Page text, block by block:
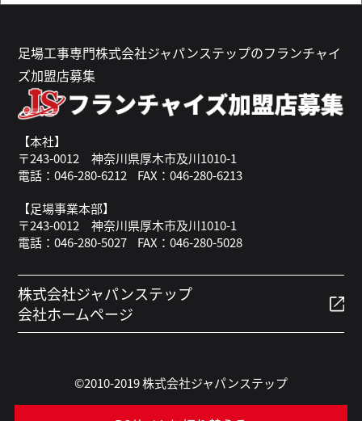
足場工事専門株式会社ジャパンステップのフランチャイ
ズ加盟店募集
【本社】
〒243-0012 神奈川県厚木市及川1010-1
電話：046-280-6212
FAX：046-280-6213
【足場事業本部】
〒243-0012 神奈川県厚木市及川1010-1
電話：046-280-5027
FAX：046-280-5028
株式会社ジャパンステップ
会社ホームページ
©2010-2019 株式会社ジャパンステップ